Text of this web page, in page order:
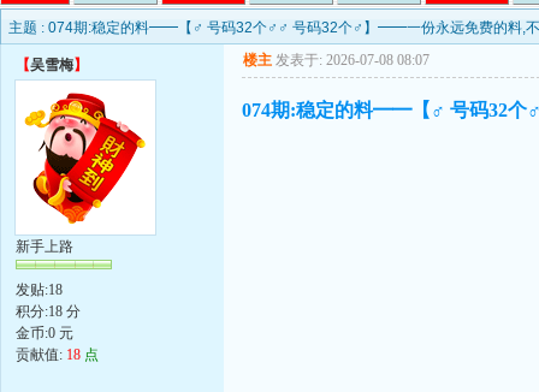
主题 : 074期:稳定的料━━【♂ 号码32个♂♂ 号码32个♂】━━一份永远免费的料,不
【吴雪梅】
新手上路
发贴:18
积分:18 分
金币:0 元
贡献值: 18 点
楼主 发表于: 2026-07-08 08:07
074期:稳定的料━━【♂ 号码32个